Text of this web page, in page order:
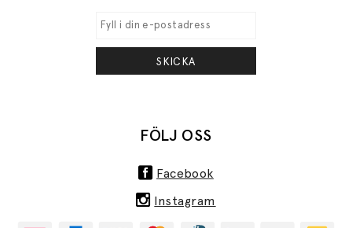
SKICKA
FÖLJ OSS
Facebook
Instagram